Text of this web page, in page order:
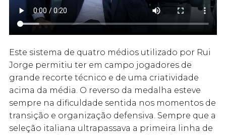
Este sistema de quatro médios utilizado por Rui
Jorge permitiu ter em campo jogadores de
grande recorte técnico e de uma criatividade
acima da média. O reverso da medalha esteve
sempre na dificuldade sentida nos momentos de
transição e organização defensiva. Sempre que a
seleção italiana ultrapassava a primeira linha de